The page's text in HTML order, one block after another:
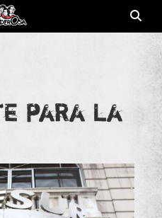
para la